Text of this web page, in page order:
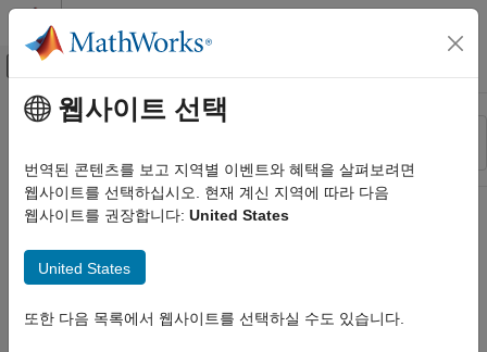
콘텐츠로 바로 가기
오프캔버스 탐색 메뉴 토글
리소스
상태
주요 콘텐츠
웹사이트 선택
번역된 콘텐츠를 보고 지역별 이벤트와 혜택을 살펴보려면
웹사이트를 선택하십시오. 현재 계신 지역에 따라 다음
웹사이트를 권장합니다: United States
United States
또한 다음 목록에서 웹사이트를 선택하실 수도 있습니다.